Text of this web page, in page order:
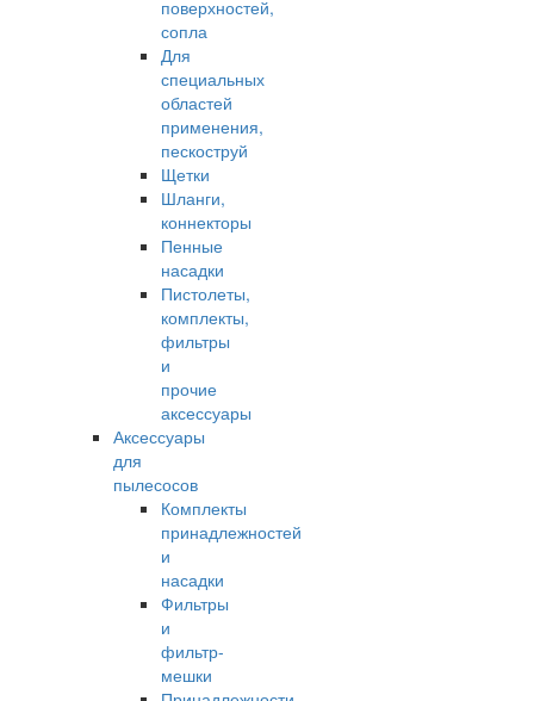
поверхностей,
сопла
Для
специальных
областей
применения,
пескоструй
Щетки
Шланги,
коннекторы
Пенные
насадки
Пистолеты,
комплекты,
фильтры
и
прочие
аксессуары
Аксессуары
для
пылесосов
Комплекты
принадлежностей
и
насадки
Фильтры
и
фильтр-
мешки